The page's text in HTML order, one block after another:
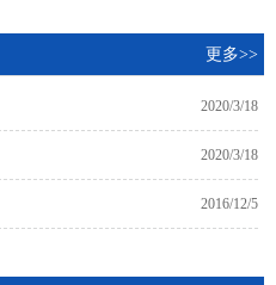
更多>>
2020/3/18
2020/3/18
2016/12/5